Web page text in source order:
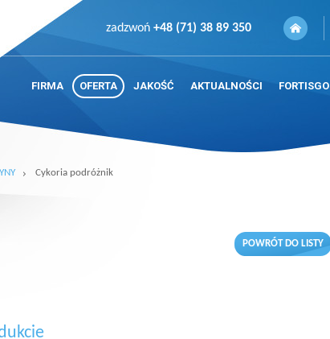
zadzwoń +48 (71) 38 89 350
FIRMA OFERTA JAKOŚĆ AKTUALNOŚCI FORTISGO
Cykoria podróżnik
POWRÓT DO LISTY